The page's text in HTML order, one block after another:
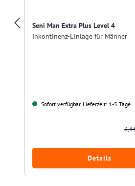
Seni Man Extra Plus Level 4
Inkontinenz-Einlage für Männer
Sofort verfügbar, Lieferzeit: 1-5 Tage
Details